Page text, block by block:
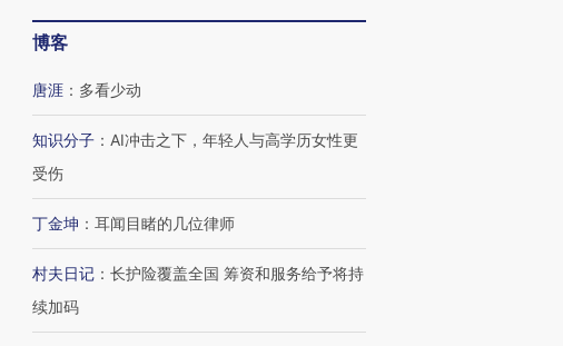
博客
唐涯 ： 多看少动
知识分子 ： AI冲击之下，年轻人与高学历女性更
受伤
丁金坤 ： 耳闻目睹的几位律师
村夫日记 ： 长护险覆盖全国 筹资和服务给予将持
续加码